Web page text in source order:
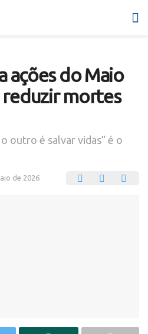
ações do Maio
mortes
outro é salvar vidas” é o
de 2026